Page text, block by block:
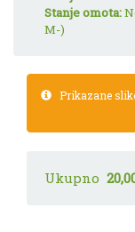
Stanje omota:
M-)
Prikazane
Ukupno